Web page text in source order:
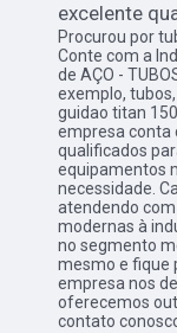
excelente
Procurou por
Conte com a
de AÇO -
exemplo,
guidao titan
empresa conta
qualificados
equipamentos
necessidade.
atendendo
modernas à
no segmento
mesmo e fique
empresa nos
oferecemos
contato